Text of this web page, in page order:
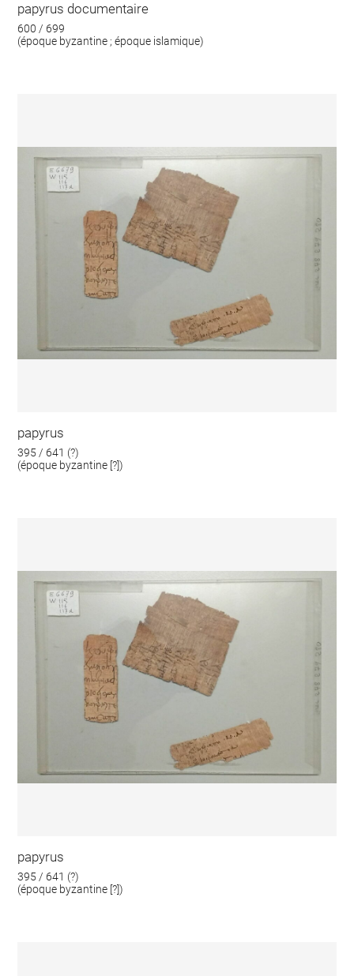
papyrus documentaire
600 / 699
(époque byzantine ; époque islamique)
papyrus
395 / 641 (?)
(époque byzantine [?])
papyrus
395 / 641 (?)
(époque byzantine [?])